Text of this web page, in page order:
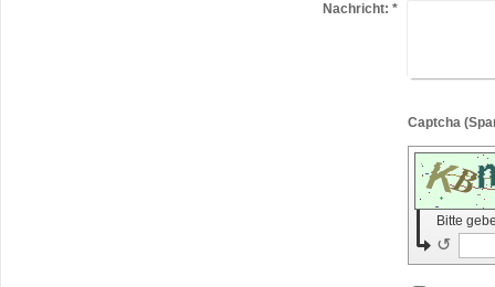
Nachricht: *
Bitte
↺